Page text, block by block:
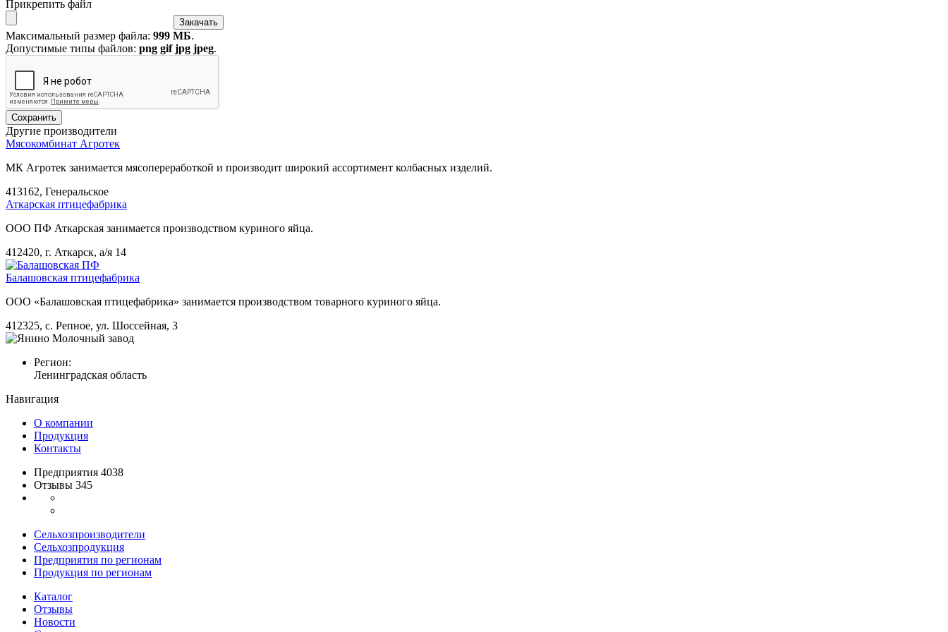
Прикрепить файл
Максимальный размер файла: 999 МБ.
Допустимые типы файлов: png gif jpg jpeg.
Другие производители
Мясокомбинат Агротек
МК Агротек занимается мясопереработкой и производит широкий ассортимент колбасных изделий.
413162, Генеральское
Аткарская птицефабрика
ООО ПФ Аткарская занимается производством куриного яйца.
412420, г. Аткарск, а/я 14
Балашовская птицефабрика
ООО «Балашовская птицефабрика» занимается производством товарного куриного яйца.
412325, с. Репное, ул. Шоссейная, 3
Регион:
Ленинградская область
Навигация
О компании
Продукция
Контакты
Предприятия 4038
Отзывы 345
Сельхозпроизводители
Сельхозпродукция
Предприятия по регионам
Продукция по регионам
Каталог
Отзывы
Новости